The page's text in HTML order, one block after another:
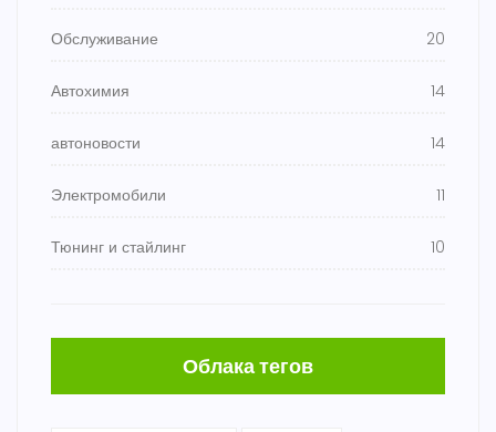
Обслуживание 20
Автохимия 14
автоновости 14
Электромобили 11
Тюнинг и стайлинг 10
Облака тегов